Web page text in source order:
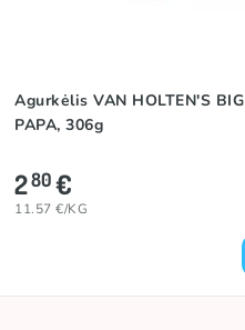
Agurkėlis VAN HOLTEN'S BIG
PAPA, 306g
280€
11.57 €/KG